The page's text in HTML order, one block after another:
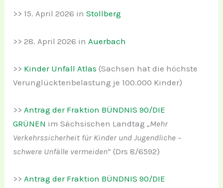
>> 15. April 2026 inStollberg
>> 28. April 2026 in Auerbach
>> Kinder Unfall Atlas (Sachsen hat die höchste
Verunglücktenbelastung je 100.000 Kinder)
>> Antrag der Fraktion BÜNDNIS 90/DIE
GRÜNEN im Sächsischen Landtag„Mehr
Verkehrssicherheit für Kinder und Jugendliche –
schwere Unfälle vermeiden“ (Drs 8/6592)
>>Antrag der Fraktion BÜNDNIS 90/DIE